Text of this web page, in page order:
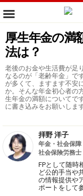
厚生年金の満
法は？
老後のお金や生活費が足
なるのが「老齢年金」で
が多くて、ますます不安
か。そんな年金初心者の
生年金の満額についてで
に書き込みをお願いします
拝野 洋子
年金・社会保障
社会保険労務士
FPとして随時
ど公的手当や
の情報提供や
ポートをして